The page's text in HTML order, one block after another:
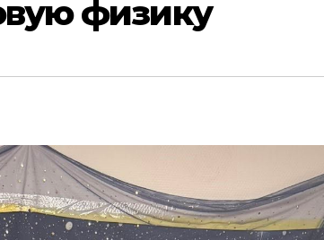
физику